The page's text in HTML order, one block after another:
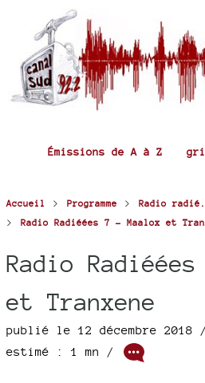
Émissions de A à Z
Accueil > Programme > Radio
> Radio Radiéées 7 - Maalox et
Radio
et Tranxene
publié le 12 décembre 2018
estimé : 1 mn /